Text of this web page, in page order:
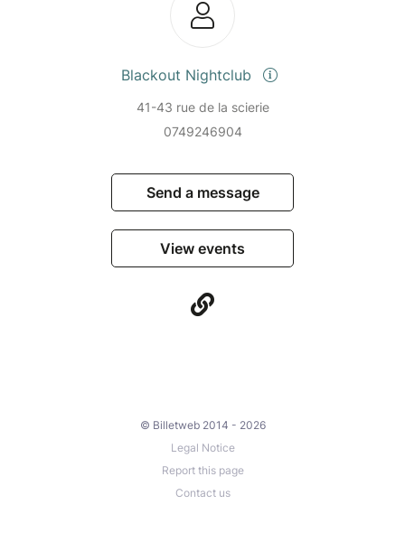
Blackout Nightclub
41-43 rue de la scierie
0749246904
Send a message
View events
© Billetweb 2014 - 2026
Legal Notice
Report this page
Contact us